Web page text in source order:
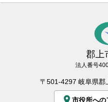
郡上
法人番号
〒501-4297 岐阜県
市役所への